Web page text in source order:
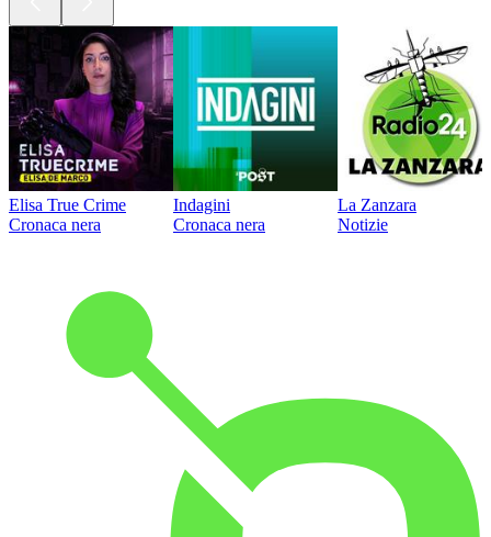
Elisa True Crime
Cronaca nera
Indagini
Cronaca nera
La Zanzara
Notizie